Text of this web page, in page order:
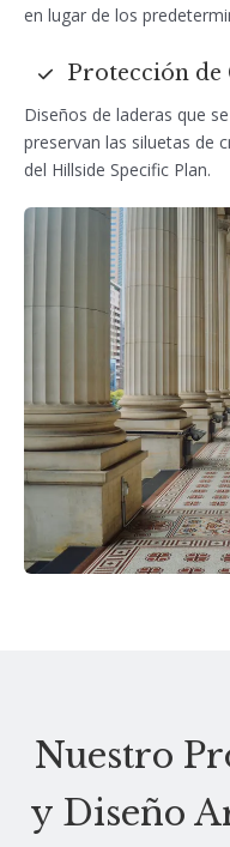
en lugar de los
Protección de
Diseños de laderas que
preservan las siluetas de
del Hillside Specific Plan.
Nuestro
y Diseño